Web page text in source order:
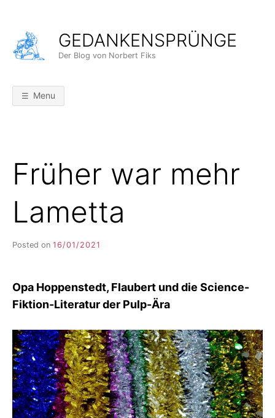
content
GEDANKENSPRÜNGE
Der Blog von Norbert Fiks
Menu
Früher war mehr
Lametta
Posted on 16/01/2021
I
K
S
E
E
R
Opa Hoppenstedt, Flaubert und die Science-
Fiktion-Literatur der Pulp-Ära